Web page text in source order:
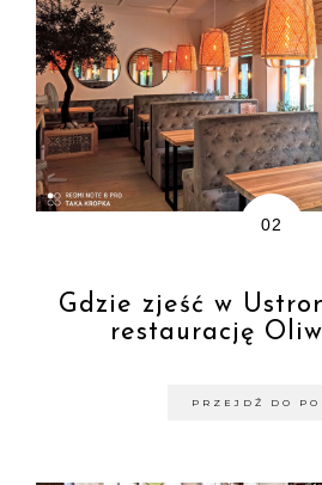
Gdzie zjeść w
restaurację
PRZEJDŹ DO